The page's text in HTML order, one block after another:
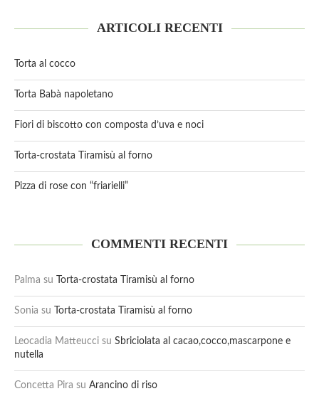
ARTICOLI RECENTI
Torta al cocco
Torta Babà napoletano
Fiori di biscotto con composta d’uva e noci
Torta-crostata Tiramisù al forno
Pizza di rose con “friarielli”
COMMENTI RECENTI
Palma su Torta-crostata Tiramisù al forno
Sonia su Torta-crostata Tiramisù al forno
Leocadia Matteucci su Sbriciolata al cacao,cocco,mascarpone e
nutella
Concetta Pira su Arancino di riso